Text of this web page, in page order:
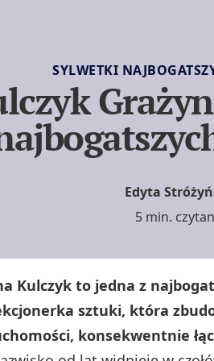
SYLWETKI
Edyta
5 min.
Kulczyk to jedna z
sztuki, która
konsekwentnie